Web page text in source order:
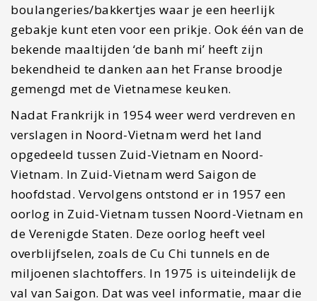
boulangeries/bakkertjes waar je een heerlijk
gebakje kunt eten voor een prikje. Ook één van de
bekende maaltijden ‘de banh mi’ heeft zijn
bekendheid te danken aan het Franse broodje
gemengd met de Vietnamese keuken.
Nadat Frankrijk in 1954 weer werd verdreven en
verslagen in Noord-Vietnam werd het land
opgedeeld tussen Zuid-Vietnam en Noord-
Vietnam. In Zuid-Vietnam werd Saigon de
hoofdstad. Vervolgens ontstond er in 1957 een
oorlog in Zuid-Vietnam tussen Noord-Vietnam en
de Verenigde Staten. Deze oorlog heeft veel
overblijfselen, zoals de Cu Chi tunnels en de
miljoenen slachtoffers. In 1975 is uiteindelijk de
val van Saigon. Dat was veel informatie, maar die